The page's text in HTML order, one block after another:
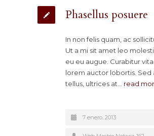
Phasellus posuere
In non felis quam, ac
Ut a mi sit amet leo
eu eu augue. Curabitur
lorem auctor lobortis. Sed
tellus, ultrices at… read
7 enero, 2013